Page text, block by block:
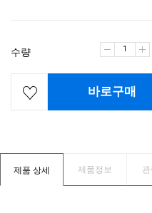
수량
바로구매
제품 상세 제품정보